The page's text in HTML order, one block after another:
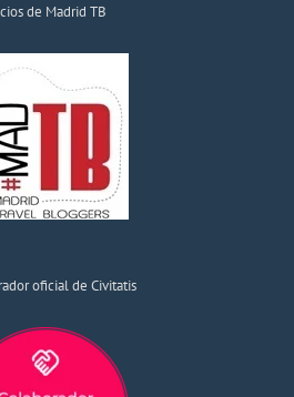
de Madrid TB
oficial de Civitatis